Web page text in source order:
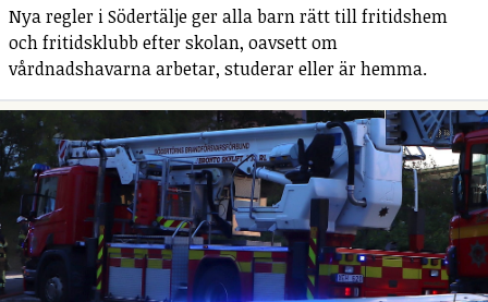
Nya regler i Södertälje ger alla barn rätt till fritidshem
och fritidsklubb efter skolan, oavsett om
vårdnadshavarna arbetar, studerar eller är hemma.